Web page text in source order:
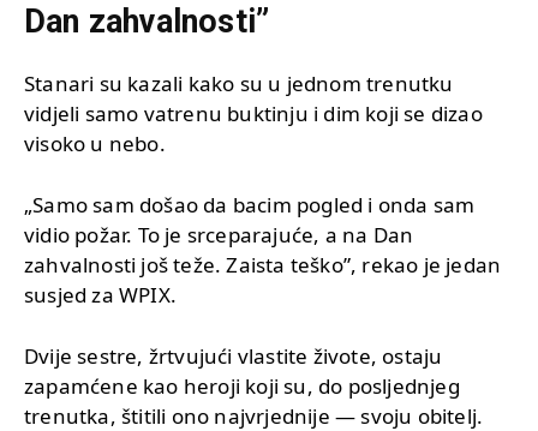
Dan zahvalnosti”
Stanari su kazali kako su u jednom trenutku
vidjeli samo vatrenu buktinju i dim koji se dizao
visoko u nebo.
„Samo sam došao da bacim pogled i onda sam
vidio požar. To je srceparajuće, a na Dan
zahvalnosti još teže. Zaista teško”, rekao je jedan
susjed za WPIX.
Dvije sestre, žrtvujući vlastite živote, ostaju
zapamćene kao heroji koji su, do posljednjeg
trenutka, štitili ono najvrjednije — svoju obitelj.